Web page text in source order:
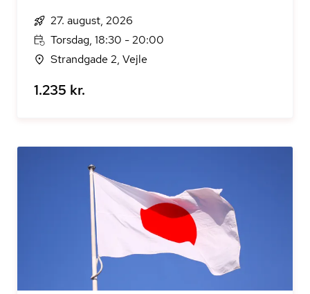
27. august, 2026
Torsdag, 18:30 - 20:00
Strandgade 2, Vejle
1.235 kr.